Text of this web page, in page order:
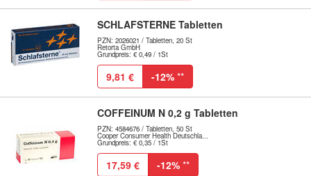
SCHLAFSTERNE Tabletten
PZN: 2026021 / Tabletten, 20 St
Retorta GmbH
Grundpreis: € 0,49 / 1St
9,81 € -12% **
COFFEINUM N 0,2 g Tabletten
PZN: 4584676 / Tabletten, 50 St
Cooper Consumer Health Deutschla...
Grundpreis: € 0,35 / 1St
17,59 € -12% **